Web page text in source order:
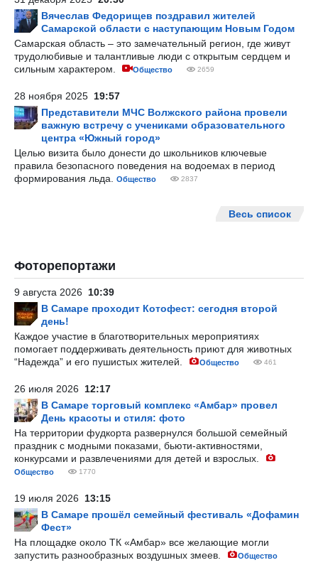
Вячеслав Федорищев поздравил жителей
Самарской области с наступающим Новым Годом
Самарская область – это замечательный регион, где живут
трудолюбивые и талантливые люди с открытым сердцем и
сильным характером.
Общество 2659
28 ноября 2025 19:57
Представители МЧС Волжского района провели
важную встречу с учениками образовательного
центра «Южный город»
Целью визита было донести до школьников ключевые
правила безопасного поведения на водоемах в период
формирования льда.
Общество 2837
Весь список
Фоторепортажи
9 августа 2026 10:39
В Самаре проходит Котофест: сегодня второй
день!
Каждое участие в благотворительных мероприятиях
помогает поддерживать деятельность приют для животных
“Надежда” и его пушистых жителей.
Общество 461
26 июля 2026 12:17
В Самаре торговый комплекс «Амбар» провел
День красоты и стиля: фото
На территории фудкорта развернулся большой семейный
праздник с модными показами, бьюти-активностями,
конкурсами и развлечениями для детей и взрослых.
Общество 1770
19 июля 2026 13:15
В Самаре прошёл семейный фестиваль «Дофамин
Фест»
На площадке около ТК «Амбар» все желающие могли
запустить разнообразных воздушных змеев.
Общество